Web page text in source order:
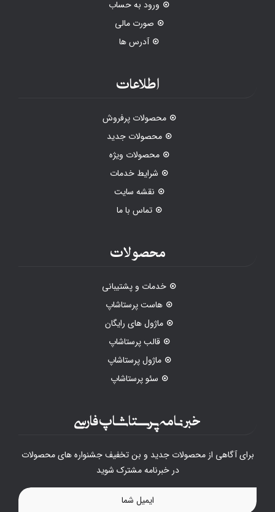
ورود به حساب
صورت مالی
آدرس ها
اطلاعات
محصولات پرفروش
محصولات جدید
محصولات ویژه
شرایط خدمات
نقشه سایت
تماس با ما
محصولات
خدمات و پشتیبانی
هاست پرستاشاپ
ماژول های رایگان
قالب پرستاشاپ
ماژول پرستاشاپ
سئو پرستاشاپ
خبرنامه پرستاشاپ فارسی
برای آگاهی از محصولات جدید و بن تخفیف جشنواره های محصولات
در خبرنامه مشترک شوید